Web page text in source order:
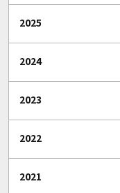
2025
2024
2023
2022
2021